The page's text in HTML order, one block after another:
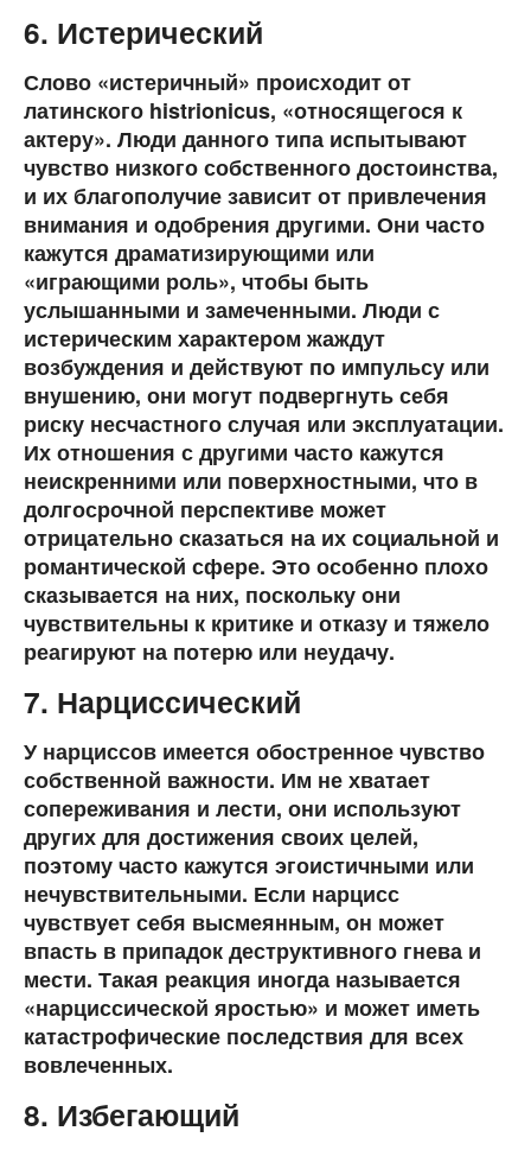
6. Истерический
Слово «истеричный» происходит от
латинского histrionicus, «относящегося к
актеру». Люди данного типа испытывают
чувство низкого собственного достоинства,
и их благополучие зависит от привлечения
внимания и одобрения другими. Они часто
кажутся драматизирующими или
«играющими роль», чтобы быть
услышанными и замеченными. Люди с
истерическим характером жаждут
возбуждения и действуют по импульсу или
внушению, они могут подвергнуть себя
риску несчастного случая или эксплуатации.
Их отношения с другими часто кажутся
неискренними или поверхностными, что в
долгосрочной перспективе может
отрицательно сказаться на их социальной и
романтической сфере. Это особенно плохо
сказывается на них, поскольку они
чувствительны к критике и отказу и тяжело
реагируют на потерю или неудачу.
7. Нарциссический
У нарциссов имеется обостренное чувство
собственной важности. Им не хватает
сопереживания и лести, они используют
других для достижения своих целей,
поэтому часто кажутся эгоистичными или
нечувствительными. Если нарцисс
чувствует себя высмеянным, он может
впасть в припадок деструктивного гнева и
мести. Такая реакция иногда называется
«нарциссической яростью» и может иметь
катастрофические последствия для всех
вовлеченных.
8. Избегающий